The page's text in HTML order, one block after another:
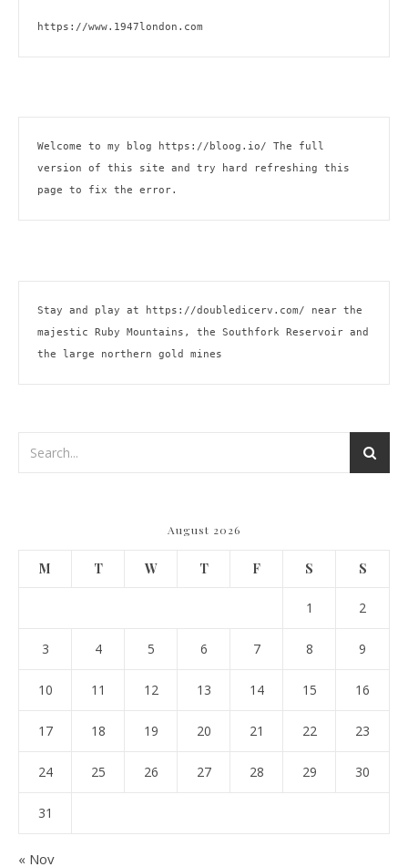
https://www.1947london.com
Welcome to my blog https://bloog.io/ The full
version of this site and try hard refreshing this
page to fix the error.
Stay and play at https://doubledicerv.com/ near the
majestic Ruby Mountains, the Southfork Reservoir and
the large northern gold mines
August 2026
M T W T F S S
1 2
3 4 5 6 7 8 9
10 11 12 13 14 15 16
17 18 19 20 21 22 23
24 25 26 27 28 29 30
31
« Nov